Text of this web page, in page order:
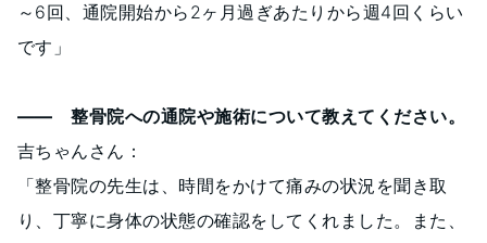
～6回、通院開始から2ヶ月過ぎあたりから週4回くらい
です」
―― 整骨院への通院や施術について教えてください。
吉ちゃんさん：
「整骨院の先生は、時間をかけて痛みの状況を聞き取
り、丁寧に身体の状態の確認をしてくれました。また、